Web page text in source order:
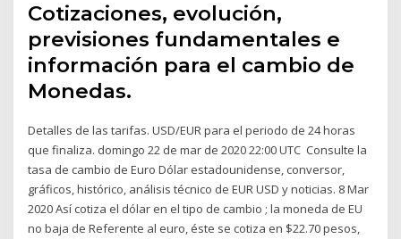
Cotizaciones, evolución,
previsiones fundamentales e
información para el cambio de
Monedas.
Detalles de las tarifas. USD/EUR para el periodo de 24 horas
que finaliza. domingo 22 de mar de 2020 22:00 UTC Consulte la
tasa de cambio de Euro Dólar estadounidense, conversor,
gráficos, histórico, análisis técnico de EUR USD y noticias. 8 Mar
2020 Así cotiza el dólar en el tipo de cambio ; la moneda de EU
no baja de Referente al euro, éste se cotiza en $22.70 pesos,